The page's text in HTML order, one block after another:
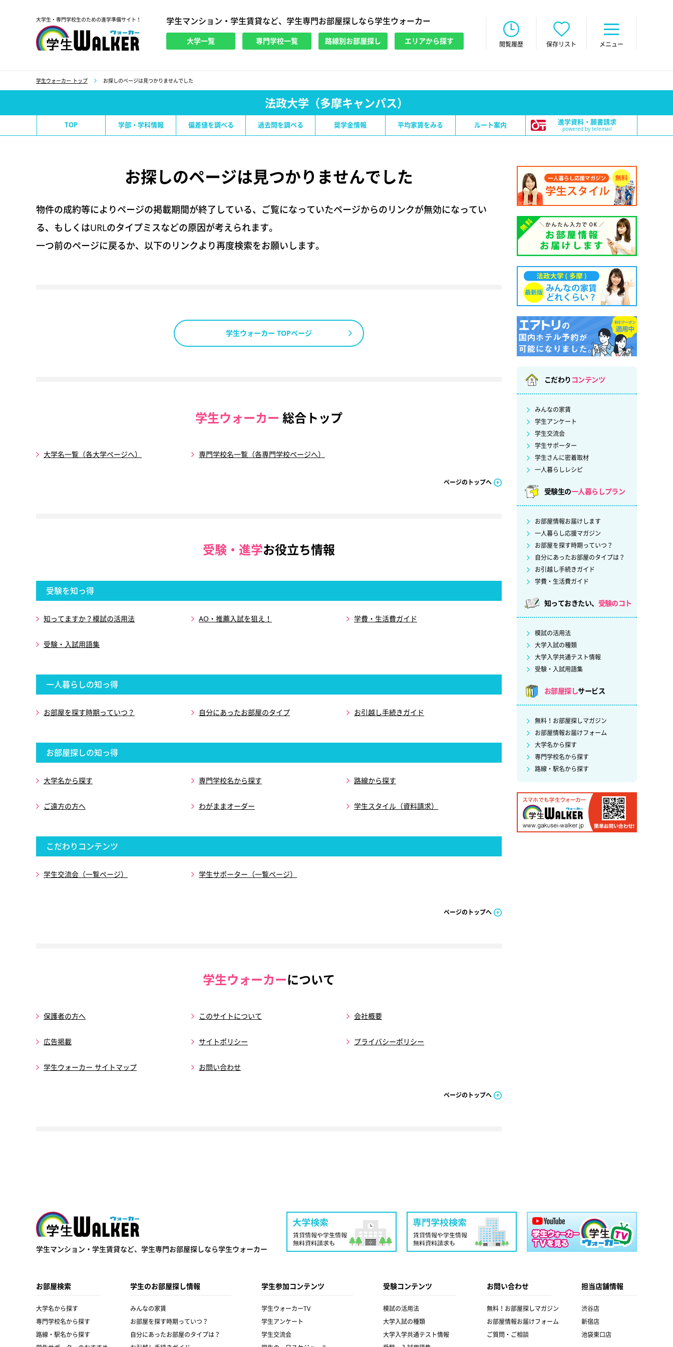
大学生・専門学校生のための進学準備サイト！ 学生マンション・学生賃貸など、学生専門お部屋探しなら学生ウォーカー
大学一覧 専門学校一覧 路線別お部屋探し エリアから探す 閲覧履歴 保存リスト メニュー
学生ウォーカー トップ お探しのページは見つかりませんでした
法政大学（多摩キャンパス）
TOP 学部・学科情報 偏差値を調べる 過去問を調べる 奨学金情報 平均家賃をみる ルート案内 進学資料・願書請求
powered by telemail
お探しのページは見つかりませんでした
物件の成約等によりページの掲載期間が終了している、ご覧になっていたページからのリンクが無効になってい
る、もしくはURLのタイプミスなどの原因が考えられます。
一つ前のページに戻るか、以下のリンクより再度検索をお願いします。
学生ウォーカー TOPページ
学生ウォーカー 総合トップ
大学名一覧（各大学ページへ） 専門学校名一覧（各専門学校ページへ）
ページのトップへ
受験・進学お役立ち情報
受験を知っ得
知ってますか？模試の活用法 AO・推薦入試を狙え！ 学費・生活費ガイド
受験・入試用語集
一人暮らしの知っ得
お部屋を探す時期っていつ？ 自分にあったお部屋のタイプ お引越し手続きガイド
お部屋探しの知っ得
大学名から探す 専門学校名から探す 路線から探す
ご遠方の方へ わがままオーダー 学生スタイル（資料請求）
こだわりコンテンツ
学生交流会（一覧ページ） 学生サポーター（一覧ページ）
ページのトップへ
学生ウォーカーについて
保護者の方へ このサイトについて 会社概要
広告掲載 サイトポリシー プライバシーポリシー
学生ウォーカー サイトマップ お問い合わせ
ページのトップへ
こだわり コンテンツ
みんなの家賃
学生アンケート
学生交流会
学生サポーター
学生さんに密着取材
一人暮らしレシピ
受験生の一人暮らしプラン
お部屋情報お届けします
一人暮らし応援マガジン
お部屋を探す時期っていつ？
自分にあったお部屋のタイプは？
お引越し手続きガイド
学費・生活費ガイド
知っておきたい、 受験のコト
模試の活用法
大学入試の種類
大学入学共通テスト情報
受験・入試用語集
お部屋探しサービス
無料！お部屋探しマガジン
お部屋情報お届けフォーム
大学名から探す
専門学校名から探す
路線・駅名から探す
学生ウォーカー
学生マンション・学生賃貸など、 学生専門お部屋探しなら学生ウォーカー
お部屋検索
大学名から探す
専門学校名から探す
路線・駅名から探す
学生のお部屋探し情報
みんなの家賃
お部屋を探す時期っていつ？
自分にあったお部屋のタイプは？
学生参加コンテンツ
学生ウォーカーTV
学生アンケート
学生交流会
受験コンテンツ
模試の活用法
大学入試の種類
大学入学共通テスト情報
お問い合わせ
無料！お部屋探しマガジン
お部屋情報お届けフォーム
ご質問・ご相談
担当店舗情報
渋谷店
新宿店
池袋東口店